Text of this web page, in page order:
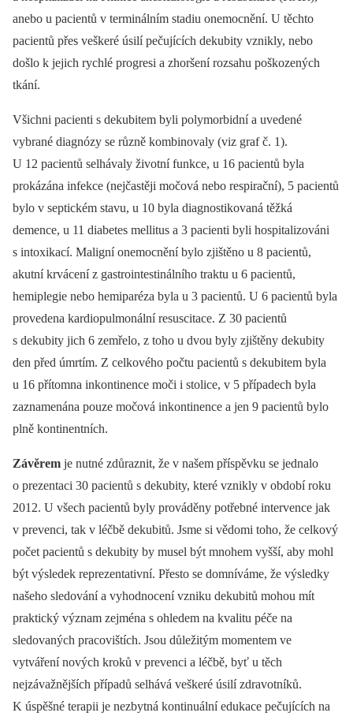
anebo u pacientů v terminálním stadiu onemocnění. U těchto
pacientů přes veškeré úsilí pečujících dekubity vznikly, nebo
došlo k jejich rychlé progresi a zhoršení rozsahu poškozených
tkání.
Všichni pacienti s dekubitem byli polymorbidní a uvedené
vybrané diagnózy se různě kombinovaly (viz graf č. 1).
U 12 pacientů selhávaly životní funkce, u 16 pacientů byla
prokázána infekce (nejčastěji močová nebo respirační), 5 pacientů
bylo v septickém stavu, u 10 byla diagnostikovaná těžká
demence, u 11 diabetes mellitus a 3 pacienti byli hospitalizováni
s intoxikací. Maligní onemocnění bylo zjištěno u 8 pacientů,
akutní krvácení z gastrointestinálního traktu u 6 pacientů,
hemiplegie nebo hemiparéza byla u 3 pacientů. U 6 pacientů byla
provedena kardiopulmonální resuscitace. Z 30 pacientů
s dekubity jich 6 zemřelo, z toho u dvou byly zjištěny dekubity
den před úmrtím. Z celkového počtu pacientů s dekubitem byla
u 16 přítomna inkontinence moči i stolice, v 5 případech byla
zaznamenána pouze močová inkontinence a jen 9 pacientů bylo
plně kontinentních.
Závěrem je nutné zdůraznit, že v našem příspěvku se jednalo
o prezentaci 30 pacientů s dekubity, které vznikly v období roku
2012. U všech pacientů byly prováděny potřebné intervence jak
v prevenci, tak v léčbě dekubitů. Jsme si vědomi toho, že celkový
počet pacientů s dekubity by musel být mnohem vyšší, aby mohl
být výsledek reprezentativní. Přesto se domníváme, že výsledky
našeho sledování a vyhodnocení vzniku dekubitů mohou mít
praktický význam zejména s ohledem na kvalitu péče na
sledovaných pracovištích. Jsou důležitým momentem ve
vytváření nových kroků v prevenci a léčbě, byť u těch
nejzávažnějších případů selhává veškeré úsilí zdravotníků.
K úspěšné terapii je nezbytná kontinuální edukace pečujících na